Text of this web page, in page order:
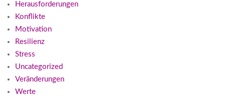
Herausforderungen
Konflikte
Motivation
Resilienz
Stress
Uncategorized
Veränderungen
Werte